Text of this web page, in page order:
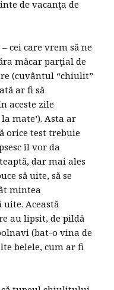
de vacanţa de
cei care vrem să ne
măcar parţial de
(cuvântul “chiulit”
ar fi să
aceste zile
mate’). Asta ar
orice test trebuie
îl vor da
dar mai ales
să uite, să se
mintea
Această
au lipsit, de pildă
(bat-o vina de
belele, cum ar fi